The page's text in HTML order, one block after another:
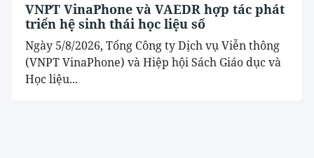
VNPT VinaPhone và VAEDR hợp tác phát
triển hệ sinh thái học liệu số
Ngày 5/8/2026, Tổng Công ty Dịch vụ Viễn thông
(VNPT VinaPhone) và Hiệp hội Sách Giáo dục và
Học liệu...